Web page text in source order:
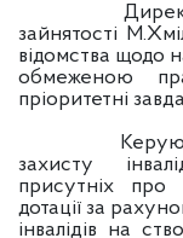
Директор
зайнятості
відомства щодо
обмеженою
пріоритетні
Керуюча
захисту
присутніх про
дотації за
інвалідів на